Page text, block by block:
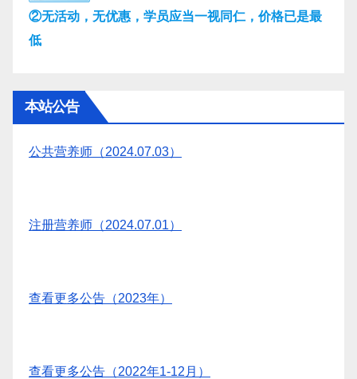
②无活动，无优惠，学员应当一视同仁，价格已是最
低
本站公告
公共营养师（2024.07.03）
注册营养师（2024.07.01）
查看更多公告（2023年）
查看更多公告（2022年1-12月）